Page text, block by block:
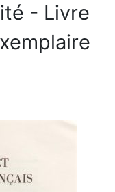
- Livre